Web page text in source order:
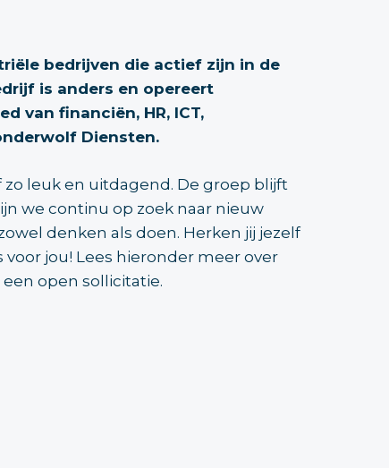
bedrijven die actief zijn in de
is anders en opereert
van financiën, HR, ICT,
Diensten.
leuk en uitdagend. De groep blijft
we continu op zoek naar nieuw
denken als doen. Herken jij jezelf
jou! Lees hieronder meer over
open sollicitatie.